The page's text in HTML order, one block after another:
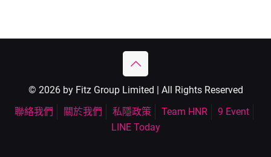
© 2026 by Fitz Group Limited | All Rights Reserved
聯絡我們
關於我們 私隱政策 Team HNR
9 Event
LINE Today